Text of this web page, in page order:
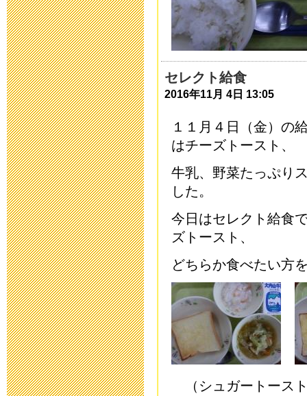
2014年11月12日
第１６回ひろ
開催！
2014年11月 7日
10月７日小学
2014年10月20日
入学願書等、
2014年10月 1日
災害用伝言
施について
2014年9月26日
平成２７年
セレクト給食
2016年11月 4日 13:05
１１月４日（金）の
はチーズトースト、
牛乳、野菜たっぷり
した。
今日はセレクト給食
ズトースト、
どちらか食べたい方
（シュガート